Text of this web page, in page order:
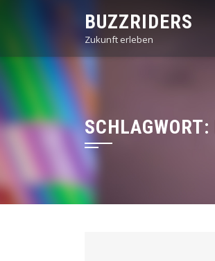
BUZZRIDERS
Zukunft erleben
SCHLAGWORT: